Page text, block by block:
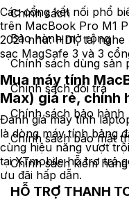
Các cổng kết nối phổ
trên MacBook Pro M1
2021 như: HDI, tai
sạc MagSafe 3 và 3
Mua máy tính
Max) giá rẻ, chính
Đánh giá máy tính
là dòng máy tính bảng
cùng hiệu năng vượt
tại XTmobile hỗ trợ trả
ưu đãi hấp dẫn.
Chính sách
Bảo hành mở rộng
Chính sách dùng sản
Chính sách đổi trả
Chính sách bảo hành
Chính sách bảo mật
Chính sách kiểm hàng
HỖ TRỢ THANH